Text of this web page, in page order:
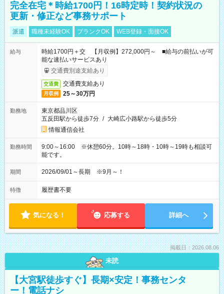
完全在宅＊時給1700円！16時定時！契約状況の
更新・修正など事務サポート
派遣 職種未経験OK ブランクOK WEB登録・面接OK
給与
時給1700円＋交 【月収例】272,000円～ ■給与の前払いが可
能な速払いサービスあり
交通費別途支給あり
交通費 交通費支給あり
月収例 25～30万円
勤務地
東京都品川区
五反田駅から徒歩7分 / 大崎広小路駅から徒歩5分
情報通信会社
勤務時間
9:00～16:00 ※休憩60分。10時～18時・10時～19時も相談可
能です。
期間 2026/09/01～長期 ※9月～！
特徴 履歴書不要
気になる！ 応募する 詳細へ
掲載日：2026.08.06
未読
【大宮駅徒歩すぐ】長期×安定！事務センタ
ー！電話ナシ